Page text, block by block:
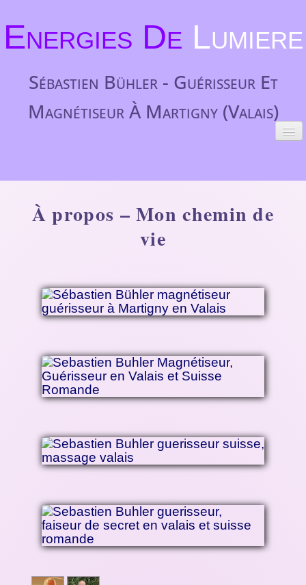
Energies De Lumiere
Sébastien Bühler - Guérisseur Et
Magnétiseur À Martigny (Valais)
TARIFS▼
MÉDIAS
CABINET
À PROPOS
CONTACT
À propos – Mon chemin de
vie